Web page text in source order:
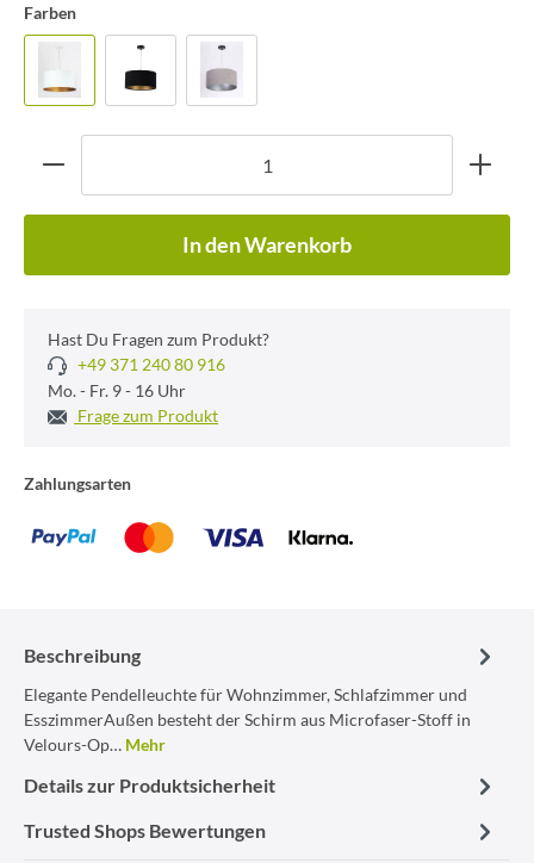
Farben
In den Warenkorb
Hast Du Fragen zum Produkt?
+49 371 240 80 916
Mo. - Fr. 9 - 16 Uhr
Frage zum Produkt
Zahlungsarten
Beschreibung
Elegante Pendelleuchte für Wohnzimmer, Schlafzimmer und
EsszimmerAußen besteht der Schirm aus Microfaser-Stoff in
Velours-Op… Mehr
Details zur Produktsicherheit
Trusted Shops Bewertungen